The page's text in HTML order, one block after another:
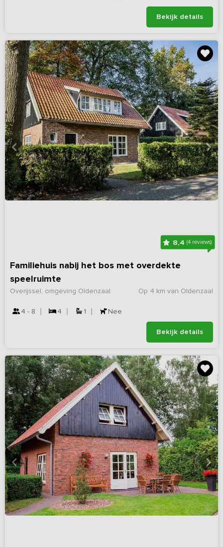
Bekijk details
8,4(4 reviews)
Familiehuis nabij het bos met overdekte
speelruimte
Op 4 km van Oldenzaal
Overijssel, omgeving Oldenzaal
4 - 8 4 1 Nee
Bekijk details